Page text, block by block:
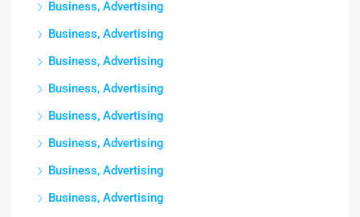
Business, Advertising
Business, Advertising
Business, Advertising
Business, Advertising
Business, Advertising
Business, Advertising
Business, Advertising
Business, Advertising